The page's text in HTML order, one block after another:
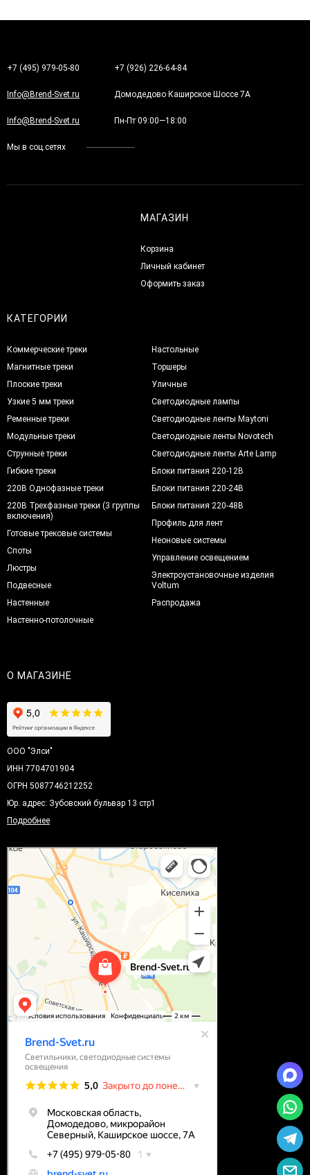
+7 (495) 979-05-80 +7 (926) 226-64-84
Info@Brend-Svet.ru Домодедово Каширское Шоссе 7А
Info@Brend-Svet.ru Пн-Пт 09:00—18:00
Мы в соц.сетях
МАГАЗИН
Корзина
Личный кабинет
Оформить заказ
КАТЕГОРИИ
Коммерческие треки
Магнитные треки
Плоские треки
Узкие 5 мм треки
Ременные треки
Модульные треки
Струнные треки
Гибкие треки
220В Однофазные треки
220В Трехфазные треки (3 группы
включения)
Готовые трековые системы
Споты
Люстры
Подвесные
Настенные
Настенно-потолочные
Настольные
Торшеры
Уличные
Светодиодные лампы
Светодиодные ленты Maytoni
Светодиодные ленты Novotech
Светодиодные ленты Arte Lamp
Блоки питания 220-12В
Блоки питания 220-24В
Блоки питания 220-48В
Профиль для лент
Неоновые системы
Управление освещением
Электроустановочные изделия
Voltum
Распродажа
О МАГАЗИНЕ
ООО "Элси"
ИНН 7704701904
ОГРН 5087746212252
Юр. адрес: Зубовский бульвар 13 стр1
Подробнее